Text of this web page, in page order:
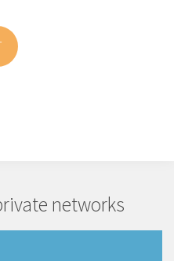
networks